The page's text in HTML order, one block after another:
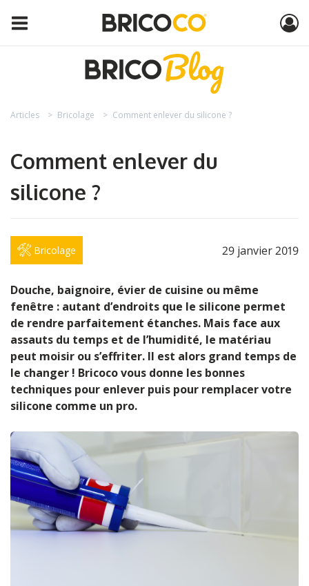
Articles Bricolage Comment enlever du silicone ?
Comment enlever du
silicone ?
Bricolage 29 janvier 2019
Douche, baignoire, évier de cuisine ou même
fenêtre : autant d’endroits que le silicone permet
de rendre parfaitement étanches. Mais face aux
assauts du temps et de l’humidité, le matériau
peut moisir ou s’effriter. Il est alors grand temps de
le changer ! Bricoco vous donne les bonnes
techniques pour enlever puis pour remplacer votre
silicone comme un pro.